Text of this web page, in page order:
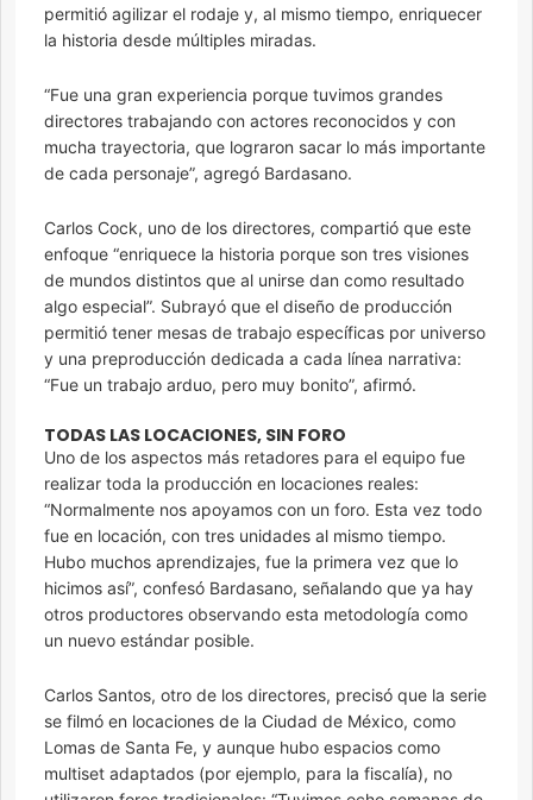
permitió agilizar el rodaje y, al mismo tiempo, enriquecer
la historia desde múltiples miradas.
“Fue una gran experiencia porque tuvimos grandes
directores trabajando con actores reconocidos y con
mucha trayectoria, que lograron sacar lo más importante
de cada personaje”, agregó Bardasano.
Carlos Cock, uno de los directores, compartió que este
enfoque “enriquece la historia porque son tres visiones
de mundos distintos que al unirse dan como resultado
algo especial”. Subrayó que el diseño de producción
permitió tener mesas de trabajo específicas por universo
y una preproducción dedicada a cada línea narrativa:
“Fue un trabajo arduo, pero muy bonito”, afirmó.
TODAS LAS LOCACIONES, SIN FORO
Uno de los aspectos más retadores para el equipo fue
realizar toda la producción en locaciones reales:
“Normalmente nos apoyamos con un foro. Esta vez todo
fue en locación, con tres unidades al mismo tiempo.
Hubo muchos aprendizajes, fue la primera vez que lo
hicimos así”, confesó Bardasano, señalando que ya hay
otros productores observando esta metodología como
un nuevo estándar posible.
Carlos Santos, otro de los directores, precisó que la serie
se filmó en locaciones de la Ciudad de México, como
Lomas de Santa Fe, y aunque hubo espacios como
multiset adaptados (por ejemplo, para la fiscalía), no